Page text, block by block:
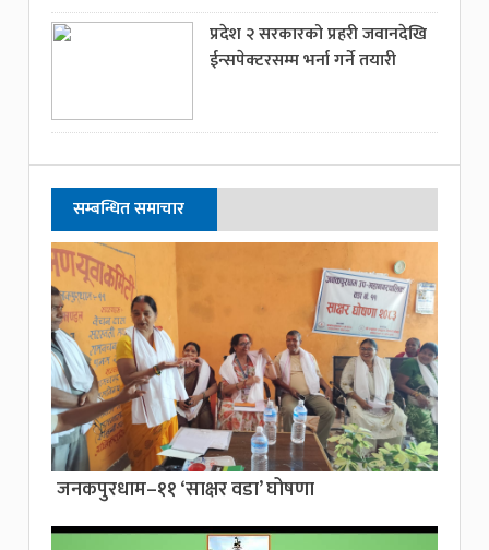
प्रदेश २ सरकारको प्रहरी जवानदेखि
ईन्सपेक्टरसम्म भर्ना गर्ने तयारी
सम्बन्धित समाचार
जनकपुरधाम–११ ‘साक्षर वडा’ घोषणा